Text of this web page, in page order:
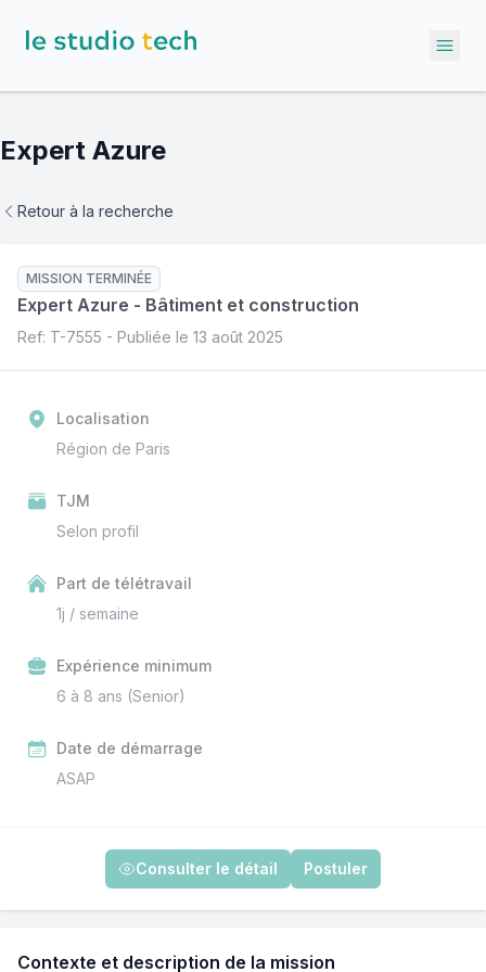
Expert Azure
Retour à la recherche
Expert Azure - Bâtiment et construction
MISSION TERMINÉE
Ref: T-7555 - Publiée le 13 août 2025
Localisation
Région de Paris
TJM
Selon profil
Part de télétravail
1j / semaine
Expérience minimum
6 à 8 ans (Senior)
Date de démarrage
ASAP
Consulter le détail Postuler
Contexte et description de la mission